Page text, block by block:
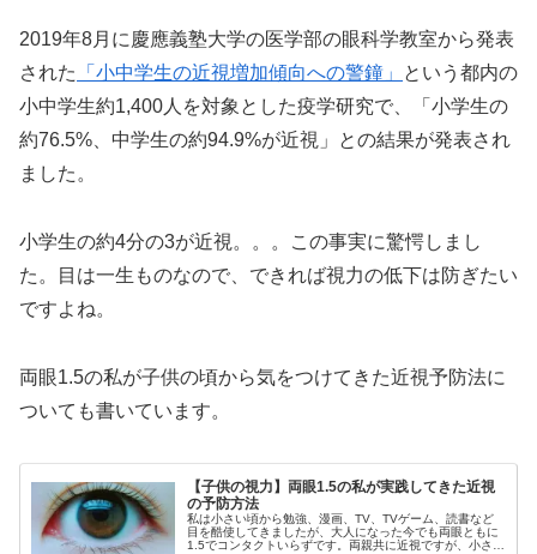
2019年8月に慶應義塾大学の医学部の眼科学教室から発表
された
「小中学生の近視増加傾向への警鐘」
という都内の
小中学生約1,400人を対象とした疫学研究で、「小学生の
約76.5%、中学生の約94.9%が近視」との結果が発表され
ました。
小学生の約4分の3が近視。。。この事実に驚愕しまし
た。目は一生ものなので、できれば視力の低下は防ぎたい
ですよね。
両眼1.5の私が子供の頃から気をつけてきた近視予防法に
ついても書いています。
【子供の視力】両眼1.5の私が実践してきた近視
の予防方法
私は小さい頃から勉強、漫画、TV、TVゲーム、読書など
目を酷使してきましたが、大人になった今でも両眼ともに
1.5でコンタクトいらずです。両親共に近視ですが、小さい